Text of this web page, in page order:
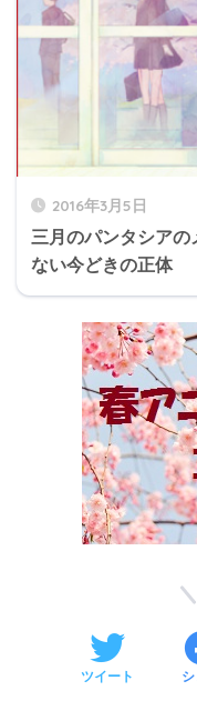
2016年3月5日
三月のパンタシアの
ない今どきの正体
ツイート